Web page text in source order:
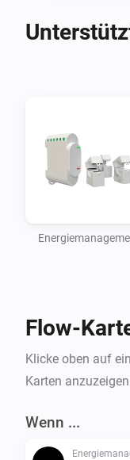
Emissionen.
Flow-
Klicke oben auf
Karten
Wenn ...